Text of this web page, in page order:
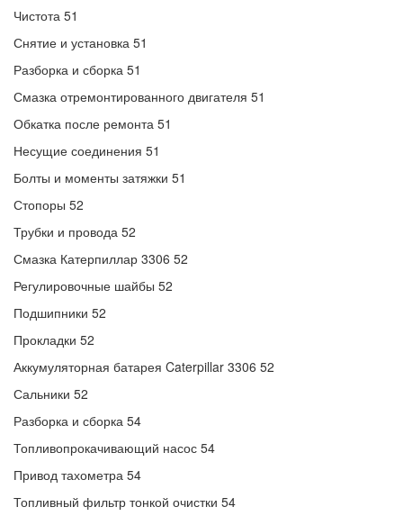
Чистота 51
Снятие и установка 51
Разборка и сборка 51
Смазка отремонтированного двигателя 51
Обкатка после ремонта 51
Несущие соединения 51
Болты и моменты затяжки 51
Стопоры 52
Трубки и провода 52
Смазка Катерпиллар 3306 52
Регулировочные шайбы 52
Подшипники 52
Прокладки 52
Аккумуляторная батарея Caterpillar 3306 52
Сальники 52
Разборка и сборка 54
Топливопрокачивающий насос 54
Привод тахометра 54
Топливный фильтр тонкой очистки 54